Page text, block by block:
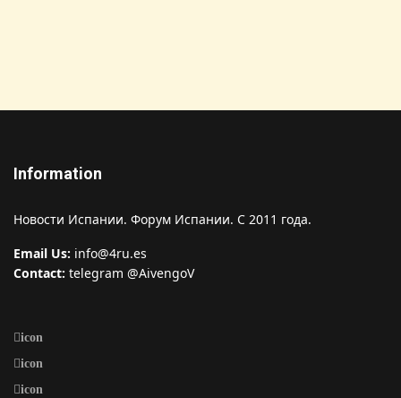
Information
Новости Испании. Форум Испании. С 2011 года.
Email Us: info@4ru.es
Contact: telegram @AivengoV
icon
icon
icon